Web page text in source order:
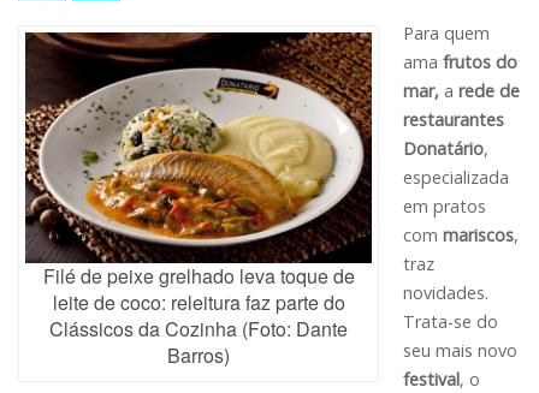
Filé de peixe grelhado leva toque de
leite de coco: releitura faz parte do
Clássicos da Cozinha (Foto: Dante
Barros)
Para quem
ama frutos do
mar, a rede de
restaurantes
Donatário,
especializada
em pratos
com mariscos,
traz
novidades.
Trata-se do
seu mais novo
festival, o